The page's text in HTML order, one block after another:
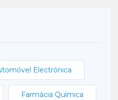
Electrónica
Farmácia Química